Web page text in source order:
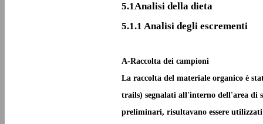
5.1Analisi della dieta
5.1.1 Analisi degli escrementi
A-Raccolta dei campioni
La raccolta del materiale organico è
trails) segnalati all'interno dell'area di
preliminari, risultavano essere